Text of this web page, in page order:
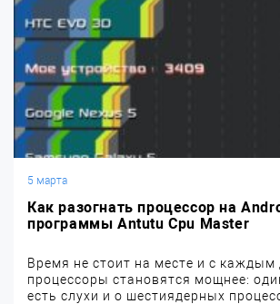
5 марта
Как разогнать процессор на
программы Antutu Cpu Master
Время не стоит на месте и с каждым
процессоры становятся мощнее:
есть слухи и о шестиядерных